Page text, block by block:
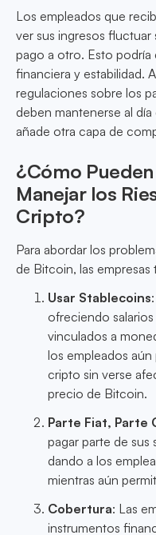
Los empleados que
ver sus ingresos
pago a otro. Esto
financiera y estabilidad.
regulaciones sobre los
deben mantenerse al
añade otra capa de
¿Cómo
Manejar los
Cripto?
Para abordar los
de Bitcoin, las
Usar Stablecoins
ofreciendo
vinculados a
los empleados
cripto sin verse
precio de Bitcoin.
Parte Fiat, Parte
pagar parte de sus
dando a los
mientras aún
Cobertura: Las
instrumentos